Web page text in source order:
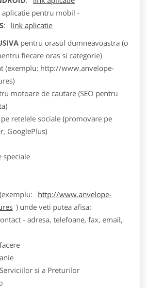
aplicatie pentru mobil -
:
link aplicatie
pentru orasul dumneavoastra (o
fiecare oras si categorie)
(exemplu: http://www.anvelope-
motoare de cautare (SEO pentru
retelele sociale (promovare pe
GooglePlus)
speciale
http://www.anvelope-
) unde veti putea afisa:
- adresa, telefoane, fax, email,
si a Preturilor